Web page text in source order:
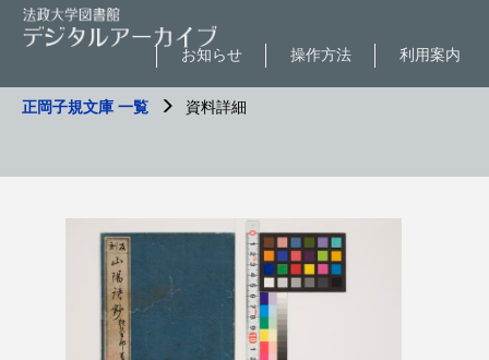
利用案内
操作方法
お知らせ
正岡子規文庫 一覧 資料詳細